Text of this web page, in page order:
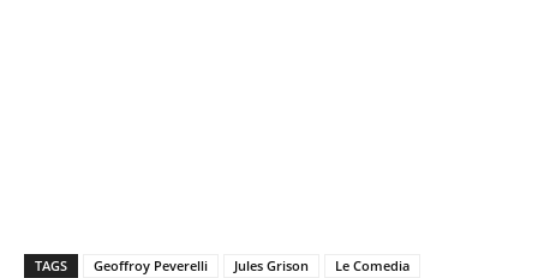
TAGS Geoffroy Peverelli Jules Grison
Le Comedia